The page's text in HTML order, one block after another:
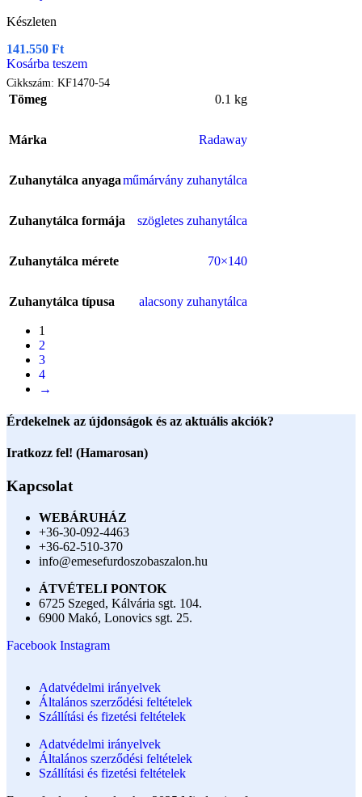
Készleten
141.550 Ft
Kosárba teszem
Cikkszám: KF1470-54
Tömeg 0.1 kg
Márka Radaway
Zuhanytálca anyagaműmárvány zuhanytálca
Zuhanytálca formája szögletes zuhanytálca
Zuhanytálca mérete 70×140
Zuhanytálca típusa alacsony zuhanytálca
1
2
3
4
→
Érdekelnek az újdonságok és az aktuális akciók?
Iratkozz fel! (Hamarosan)
Kapcsolat
WEBÁRUHÁZ
+36-30-092-4463
+36-62-510-370
info@emesefurdoszobaszalon.hu
ÁTVÉTELI PONTOK
6725 Szeged, Kálvária sgt. 104.​
6900 Makó, Lonovics sgt. 25.
Facebook Instagram
Adatvédelmi irányelvek
Általános szerződési feltételek
Szállítási és fizetési feltételek
Adatvédelmi irányelvek
Általános szerződési feltételek
Szállítási és fizetési feltételek